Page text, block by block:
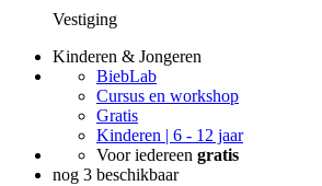
Vestiging
Kinderen & Jongeren
BiebLab
Cursus en workshop
Gratis
Kinderen | 6 - 12 jaar
Voor iedereen gratis
nog 3 beschikbaar